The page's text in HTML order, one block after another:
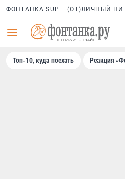
ФОНТАНКА SUP (ОТ)ЛИЧНЫЙ
Топ-10, куда поехать Реакция